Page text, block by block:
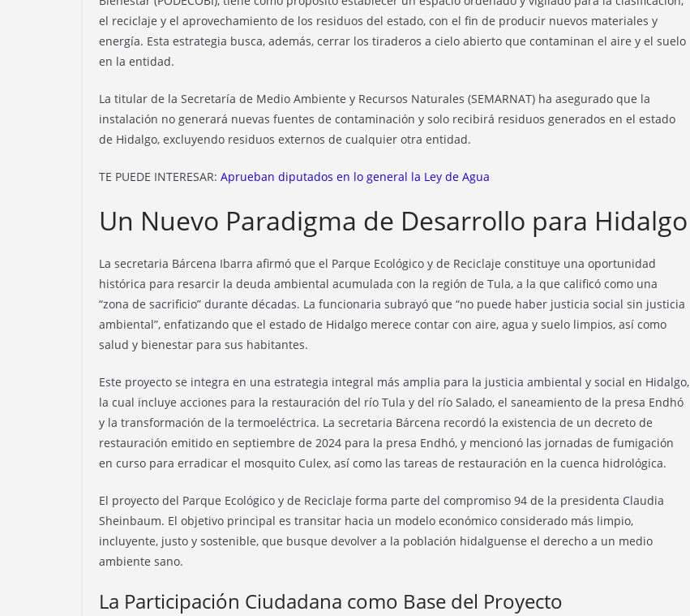
el reciclaje y el aprovechamiento de los residuos del estado, con el fin de producir nuevos materiales y
energía. Esta estrategia busca, además, cerrar los tiraderos a cielo abierto que contaminan el aire y el suelo
en la entidad.
La titular de la Secretaría de Medio Ambiente y Recursos Naturales (SEMARNAT) ha asegurado que la
instalación no generará nuevas fuentes de contaminación y solo recibirá residuos generados en el estado
de Hidalgo, excluyendo residuos externos de cualquier otra entidad.
TE PUEDE INTERESAR: Aprueban diputados en lo general la Ley de Agua
Un Nuevo Paradigma de Desarrollo para Hidalgo
La secretaria Bárcena Ibarra afirmó que el Parque Ecológico y de Reciclaje constituye una oportunidad
histórica para resarcir la deuda ambiental acumulada con la región de Tula, a la que calificó como una
“zona de sacrificio” durante décadas. La funcionaria subrayó que “no puede haber justicia social sin justicia
ambiental”, enfatizando que el estado de Hidalgo merece contar con aire, agua y suelo limpios, así como
salud y bienestar para sus habitantes.
Este proyecto se integra en una estrategia integral más amplia para la justicia ambiental y social en Hidalgo,
la cual incluye acciones para la restauración del río Tula y del río Salado, el saneamiento de la presa Endhó
y la transformación de la termoeléctrica. La secretaria Bárcena recordó la existencia de un decreto de
restauración emitido en septiembre de 2024 para la presa Endhó, y mencionó las jornadas de fumigación
en curso para erradicar el mosquito Culex, así como las tareas de restauración en la cuenca hidrológica.
El proyecto del Parque Ecológico y de Reciclaje forma parte del compromiso 94 de la presidenta Claudia
Sheinbaum. El objetivo principal es transitar hacia un modelo económico considerado más limpio,
incluyente, justo y sostenible, que busque devolver a la población hidalguense el derecho a un medio
ambiente sano.
La Participación Ciudadana como Base del Proyecto